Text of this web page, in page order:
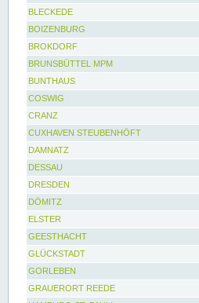
BLECKEDE
BOIZENBURG
BROKDORF
BRUNSBÜTTEL MPM
BUNTHAUS
COSWIG
CRANZ
CUXHAVEN STEUBENHÖFT
DAMNATZ
DESSAU
DRESDEN
DÖMITZ
ELSTER
GEESTHACHT
GLÜCKSTADT
GORLEBEN
GRAUERORT REEDE